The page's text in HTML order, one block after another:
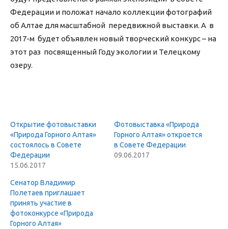
Федерации и положат начало коллекции фотографий
об Алтае для масштабной передвижной выставки. А в
2017-м будет объявлен новый творческий конкурс – на
этот раз посвященный Году экологии и Телецкому
озеру.
Открытие фотовыставки
«Природа Горного Алтая»
состоялось в Совете
Федерации
15.06.2017
Фотовыставка «Природа
Горного Алтая» откроется
в Совете Федерации
09.06.2017
Сенатор Владимир
Полетаев приглашает
принять участие в
фотоконкурсе «Природа
Горного Алтая»